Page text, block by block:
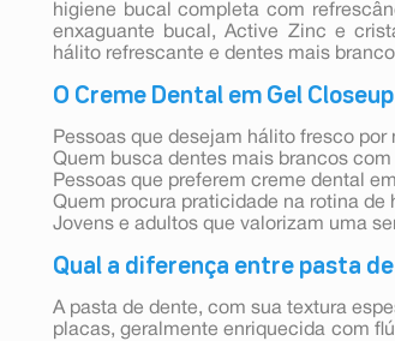
higiene bucal completa com
enxaguante bucal, Active Zinc e
hálito refrescante e dentes mais
O Creme Dental em Gel
Pessoas que desejam hálito fresco por
Quem busca dentes mais brancos com
Pessoas que preferem creme dental
Quem procura praticidade na rotina de
Jovens e adultos que valorizam uma
Qual a diferença entre pasta
A pasta de dente, com sua textura
placas, geralmente enriquecida com